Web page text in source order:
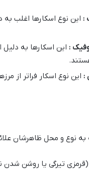
: این نوع اسکارها اغلب
: این اسکارها به
: این نوع اسکار فراتر از
به نوع و محل ظاهرشان
تیرگی یا روشن شدن